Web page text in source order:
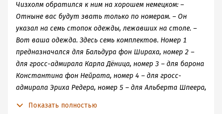
Чизхолм обратился к ним на хорошем немецком: –
Отныне вас будут звать только по номерам. – Он
указал на семь стопок одежды, лежавших на столе. –
Вот ваша одежда. Здесь семь комплектов. Номер 1
предназначался для Бальдура фон Шираха, номер 2 –
для гросс-адмирала Карла Дёница, номер 3 – для барона
Константина фон Нейрата, номер 4 – для гросс-
адмирала Эриха Редера, номер 5 – для Альберта Шпеера,
Показать полностью